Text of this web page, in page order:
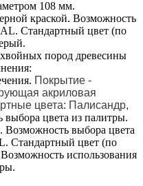
108 мм.
краской. Возможность
Стандартный цвет (по
пород древесины
Покрытие -
акриловая
цвета: Палисандр,
выбора цвета из палитры.
Возможность выбора цвета
Стандартный цвет (по
использования